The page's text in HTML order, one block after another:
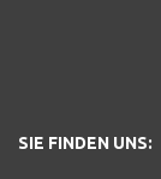
SIE FINDEN UNS: